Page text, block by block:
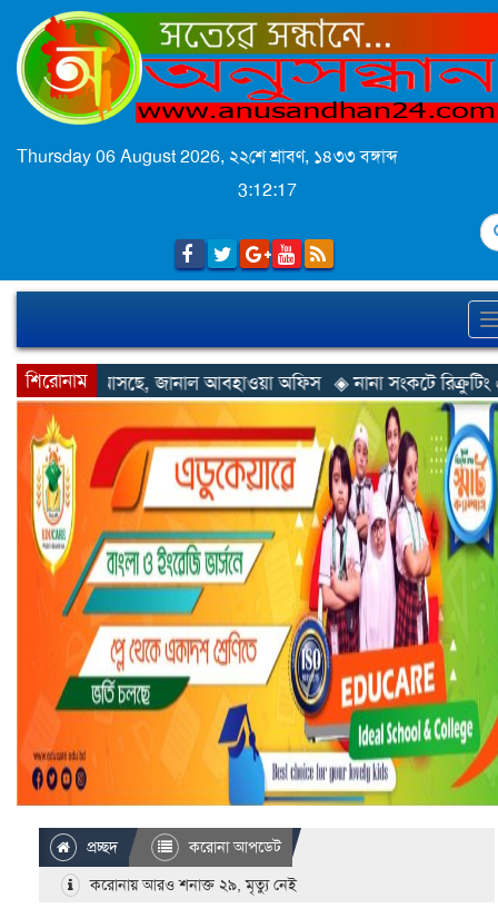
Thursday 06 August 2026, ২২শে শ্রাবণ, ১৪৩৩ বঙ্গাব্দ
3:12:19
শিরোনাম
আবহাওয়া অফিস ◈ নানা সংকটে রিক্রুটিং এজেন্সি, হুমকির মুখে শ্রম
প্রচ্ছদ
করোনা আপডেট
করোনায় আরও শনাক্ত ২৯, মৃত্যু নেই